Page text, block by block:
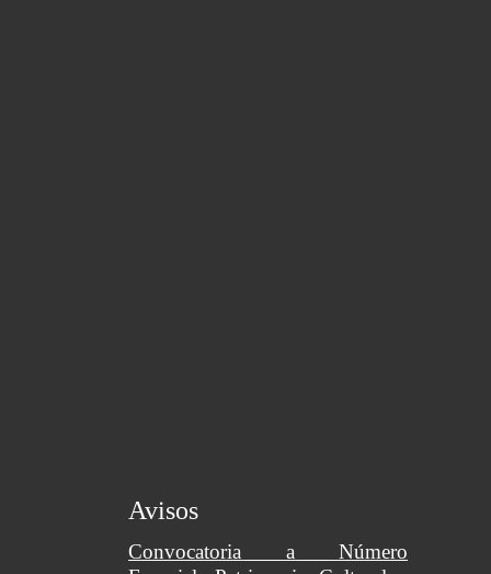
Avisos
Convocatoria a Número